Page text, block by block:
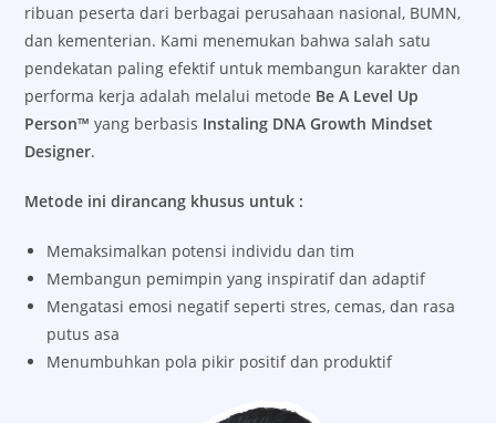
ribuan peserta dari berbagai perusahaan nasional, BUMN,
dan kementerian. Kami menemukan bahwa salah satu
pendekatan paling efektif untuk membangun karakter dan
performa kerja adalah melalui metode Be A Level Up
Person™ yang berbasis Instaling DNA Growth Mindset
Designer.
Metode ini dirancang khusus untuk :
Memaksimalkan potensi individu dan tim
Membangun pemimpin yang inspiratif dan adaptif
Mengatasi emosi negatif seperti stres, cemas, dan rasa
putus asa
Menumbuhkan pola pikir positif dan produktif